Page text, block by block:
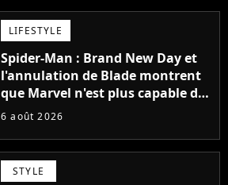
LIFESTYLE
Spider-Man : Brand New Day et
l'annulation de Blade montrent
que Marvel n'est plus capable de
faire quoi que ce soit de simple
6 août 2026
STYLE